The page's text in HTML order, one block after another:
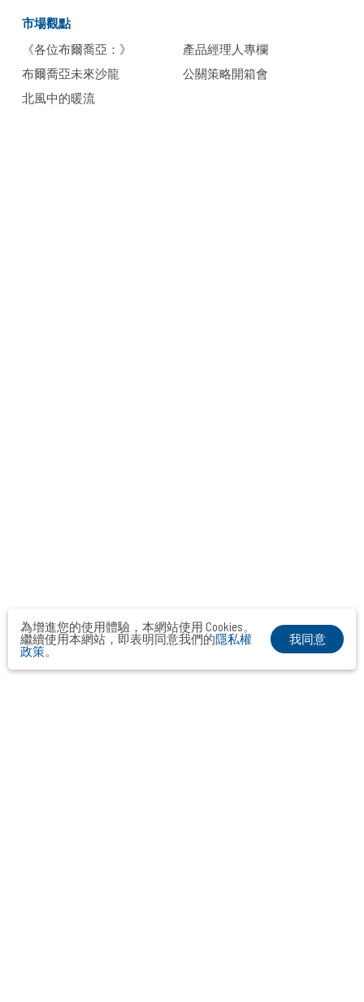
市場觀點
《各位布爾喬亞：》
產品經理人專欄
布爾喬亞未來沙龍
公關策略開箱會
北風中的暖流
為增進您的使用體驗，本網站使用 Cookies。
繼續使用本網站，即表明同意我們的隱私權
政策。
我同意